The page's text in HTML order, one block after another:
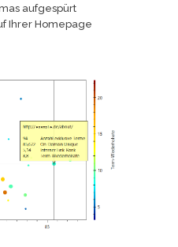
aufgespürt
Ihrer Homepage